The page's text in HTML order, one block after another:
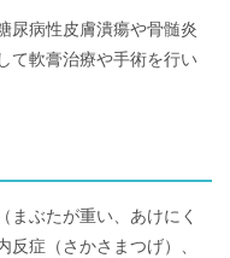
尿病性皮膚潰瘍や骨髄炎
て軟膏治療や手術を行い
まぶたが重い、あけにく
症（さかさまつげ）、